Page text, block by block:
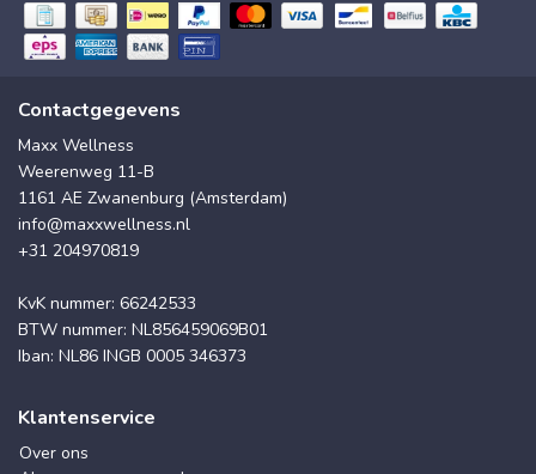
Contactgegevens
Maxx Wellness
Weerenweg 11-B
1161 AE Zwanenburg (Amsterdam)
info@maxxwellness.nl
+31 204970819
KvK nummer: 66242533
BTW nummer: NL856459069B01
Iban: NL86 INGB 0005 346373
Klantenservice
Over ons